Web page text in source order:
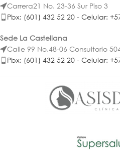
Carrera21 No. 23-36 Sur Piso 3
Pbx: (601) 432 52 20 - Celular:
Sede La Castellana
Calle 99 No.48-06 Consultorio
Pbx: (601) 432 52 20 - Celular: